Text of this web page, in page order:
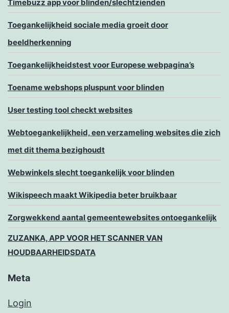
Timebuzz app voor blinden/slechtzienden
Toegankelijkheid sociale media groeit door
beeldherkenning
Toegankelijkheidstest voor Europese webpagina’s
Toename webshops pluspunt voor blinden
User testing tool checkt websites
Webtoegankelijkheid, een verzameling websites die zich
met dit thema bezighoudt
Webwinkels slecht toegankelijk voor blinden
Wikispeech maakt Wikipedia beter bruikbaar
Zorgwekkend aantal gemeentewebsites ontoegankelijk
ZUZANKA, APP VOOR HET SCANNER VAN
HOUDBAARHEIDSDATA
Meta
Login